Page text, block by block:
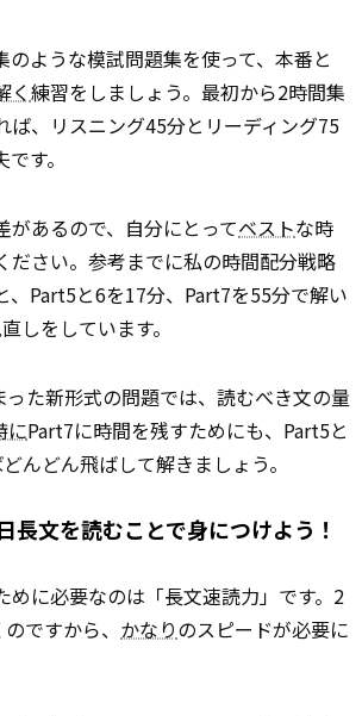
のような模試問題集を使って、本番と
く練習をしましょう。最初から2時間集
ば、リスニング45分とリーディング75
す。
があるので、自分にとってベストな時
ださい。参考までに私の時間配分戦略
、Part5と6を17分、Part7を55分で解い
しをしています。
た新形式の問題では、読むべき文の量
にPart7に時間を残すためにも、Part5と
んどん飛ばして解きましょう。
長文を読むことで身につけよう！
めに必要なのは「長文速読力」です。2
ですから、 かなりのスピードが必要に